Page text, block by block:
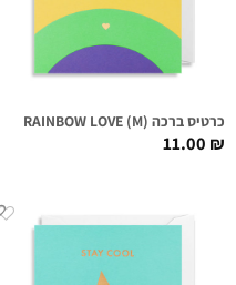
כרטיס ברכה (RAINBOW LOVE (M
11.00₪